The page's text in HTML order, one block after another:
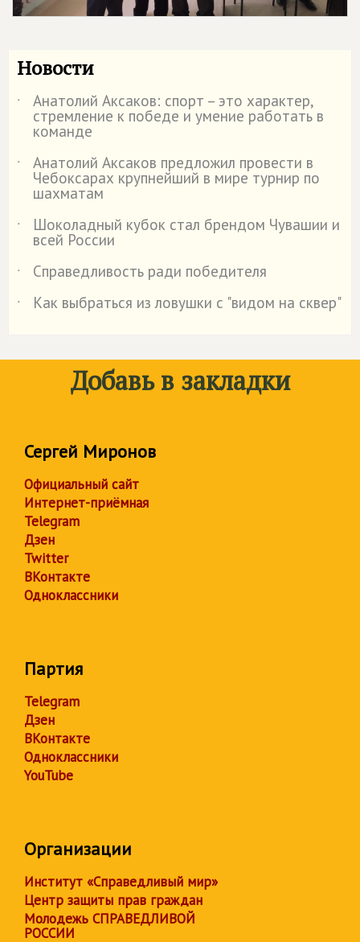
Новости
˙ Анатолий Аксаков: спорт – это характер,
стремление к победе и умение работать в
команде
˙
Анатолий Аксаков предложил провести в
Чебоксарах крупнейший в мире турнир по
шахматам
˙
Шоколадный кубок стал брендом Чувашии и
всей России
˙
Справедливость ради победителя
˙
Как выбраться из ловушки с "видом на сквер"
Добавь в закладки
Сергей Миронов
Официальный сайт
Интернет-приёмная
Telegram
Дзен
Twitter
ВКонтакте
Одноклассники
Партия
Telegram
Дзен
ВКонтакте
Одноклассники
YouTube
Организации
Институт «Справедливый мир»
Центр защиты прав граждан
Молодежь СПРАВЕДЛИВОЙ
РОССИИ